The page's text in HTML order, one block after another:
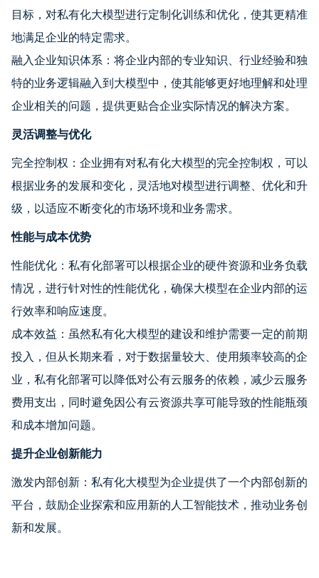
目标，对私有化大模型进行定制化训练和优化，使其更精准
地满足企业的特定需求。
融入企业知识体系：将企业内部的专业知识、行业经验和独
特的业务逻辑融入到大模型中，使其能够更好地理解和处理
企业相关的问题，提供更贴合企业实际情况的解决方案。
灵活调整与优化
完全控制权：企业拥有对私有化大模型的完全控制权，可以
根据业务的发展和变化，灵活地对模型进行调整、优化和升
级，以适应不断变化的市场环境和业务需求。
性能与成本优势
性能优化：私有化部署可以根据企业的硬件资源和业务负载
情况，进行针对性的性能优化，确保大模型在企业内部的运
行效率和响应速度。
成本效益：虽然私有化大模型的建设和维护需要一定的前期
投入，但从长期来看，对于数据量较大、使用频率较高的企
业，私有化部署可以降低对公有云服务的依赖，减少云服务
费用支出，同时避免因公有云资源共享可能导致的性能瓶颈
和成本增加问题。
提升企业创新能力
激发内部创新：私有化大模型为企业提供了一个内部创新的
平台，鼓励企业探索和应用新的人工智能技术，推动业务创
新和发展。